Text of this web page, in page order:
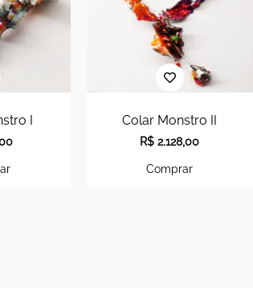
I Colar Monstro II
R$ 2.128,00
Comprar